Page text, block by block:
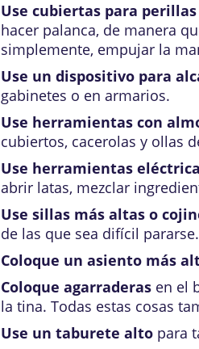
Use cubiertas para perillas
hacer palanca, de manera
simplemente, empujar la
Use un dispositivo para
gabinetes o en armarios.
Use herramientas con
cubiertos, cacerolas y ollas
Use herramientas
abrir latas, mezclar
Use sillas más altas o
de las que sea difícil pararse.
Coloque un asiento más
Coloque agarraderasen el
la tina. Todas estas cosas
Use un taburete altopara